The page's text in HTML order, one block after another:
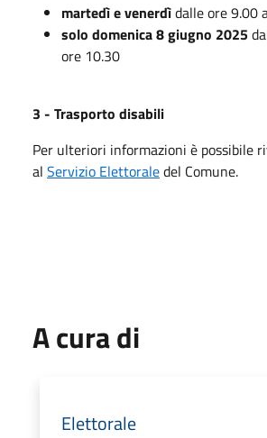
martedì e venerdìdalle ore 9.00
solo domenica 8 giugno 2025
ore 10.30
3 - Trasporto disabili
Per ulteriori informazioni è possibile
al Servizio Elettoraledel Comune.
A cura di
Elettorale